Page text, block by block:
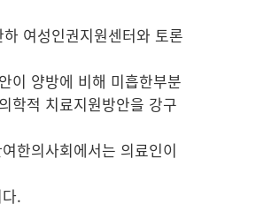
여성인권지원센터와 토론
이 양방에 비해 미흡한부분
학적 치료지원방안을 강구
한의사회에서는 의료인이
.